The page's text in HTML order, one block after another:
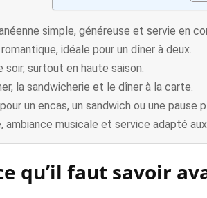
simple, généreuse et servie en
idéale pour un dîner à deux.
surtout en haute saison.
la sandwicherie et le dîner à la carte.
un encas, un sandwich ou une pause
musicale et service adapté
qu’il faut savoir